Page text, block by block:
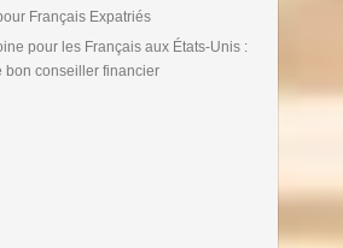
Français Expatriés
pour les Français aux États-Unis :
bon conseiller financier